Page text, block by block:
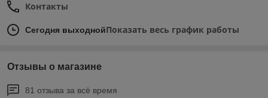
Контакты
Сегодня выходнойПоказать весь график работы
Отзывы о магазине
81 отзыва за всё время